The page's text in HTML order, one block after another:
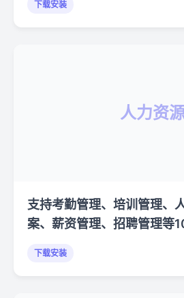
下载安装
人力资
支持考勤管理、培训管理、
案、薪资管理、招聘管理等
下载安装